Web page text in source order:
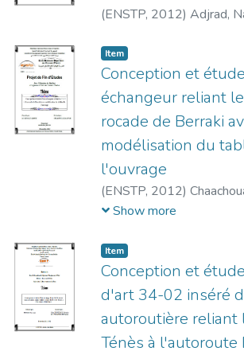
en se basant sur
poutres préfabriquées
post-tension, d'une
m, constitué de 6 travées
Les règlements
RPOA 2008 ont été
cette étude à point, ainsi
SETRA. La modélisation
été faite avec le logiciel
STRUCTURAL
logiciel AutoCAD 2023.
(ENSTP, 2012) Adjrad,
Item
Conception et
échangeur reliant le
rocade de Berraki
modélisation du
l'ouvrage
(ENSTP, 2012)
Benadji, Aziouz
Show more
Item
Conception et
d'art 34-02 inséré
autoroutière reliant
Ténès à l'autoroute